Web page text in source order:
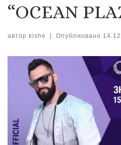
“OCEAN
автор kishe Опубліковано